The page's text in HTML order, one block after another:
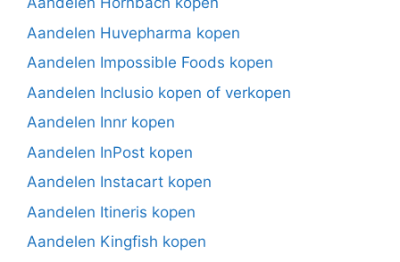
Aandelen Huvepharma kopen
Aandelen Impossible Foods kopen
Aandelen Inclusio kopen of verkopen
Aandelen Innr kopen
Aandelen InPost kopen
Aandelen Instacart kopen
Aandelen Itineris kopen
Aandelen Kingfish kopen